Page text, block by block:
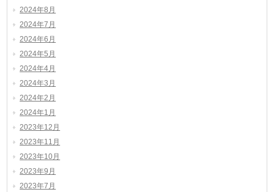
2024年8月
2024年7月
2024年6月
2024年5月
2024年4月
2024年3月
2024年2月
2024年1月
2023年12月
2023年11月
2023年10月
2023年9月
2023年7月